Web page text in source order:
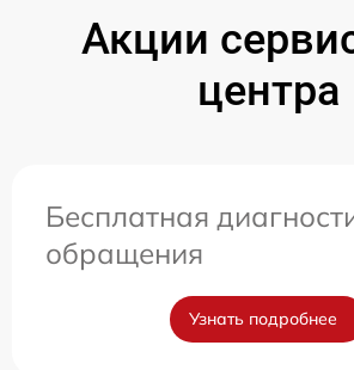
Акции
центра
Бесплатная
обращения
Узнать подробнее